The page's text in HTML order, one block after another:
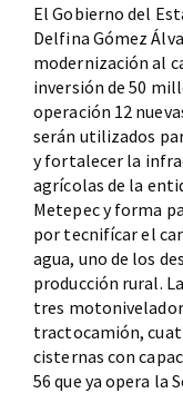
El Gobierno del
Delfina Gómez
modernización al
inversión de 50
operación 12
serán utilizados
y fortalecer la
agrícolas de la
Metepec y forma
por tecnifícar el
agua, uno de los
producción rural.
tres
tractocamión,
cisternas con
56 que ya opera la